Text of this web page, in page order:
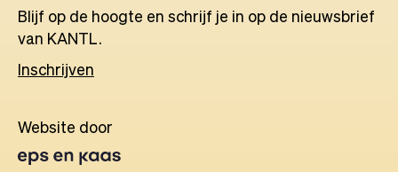
Blijf op de hoogte en schrijf je in op de nieuwsbrief
van KANTL.
Inschrijven
Website door
in